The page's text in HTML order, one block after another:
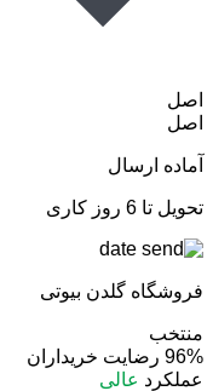
اصل
اصل
آماده ارسال
تحویل تا 6 روز کاری
فروشگاه گلدن بیوتی
منتخب
96% رضایت خریداران
عملکرد عالی